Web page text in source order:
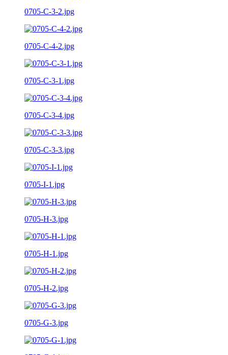
0705-C-3-2.jpg
0705-C-4-2.jpg
0705-C-3-1.jpg
0705-C-3-4.jpg
0705-C-3-3.jpg
0705-I-1.jpg
0705-H-3.jpg
0705-H-1.jpg
0705-H-2.jpg
0705-G-3.jpg